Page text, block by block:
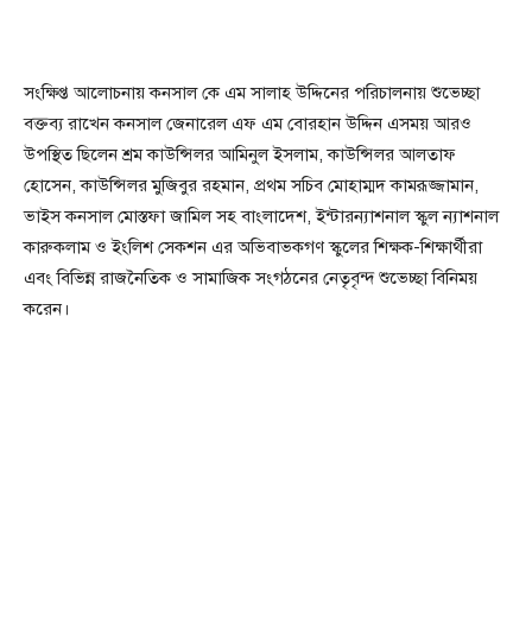
সংক্ষিপ্ত আলোচনায় কনসাল কে এম সালাহ উদ্দিনের পরিচালনায় শুভেচ্ছা
বক্তব্য রাখেন কনসাল জেনারেল এফ এম বোরহান উদ্দিন এসময় আরও
উপস্থিত ছিলেন শ্রম কাউন্সিলর আমিনুল ইসলাম, কাউন্সিলর আলতাফ
হোসেন, কাউন্সিলর মুজিবুর রহমান, প্রথম সচিব মোহাম্মদ কামরূজ্জামান,
ভাইস কনসাল মোস্তফা জামিল সহ বাংলাদেশ, ইন্টারন্যাশনাল স্কুল ন্যাশনাল
কারুকলাম ও ইংলিশ সেকশন এর অভিবাভকগণ স্কুলের শিক্ষক-শিক্ষার্থীরা
এবং বিভিন্ন রাজনৈতিক ও সামাজিক সংগঠনের নেতৃবৃন্দ শুভেচ্ছা বিনিময়
করেন।